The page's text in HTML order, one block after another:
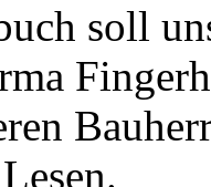
soll